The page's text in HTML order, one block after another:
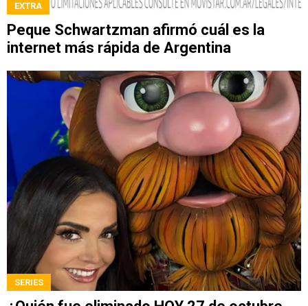
EXTRA
Peque Schwartzman afirmó cuál es la
internet más rápida de Argentina
SERIES